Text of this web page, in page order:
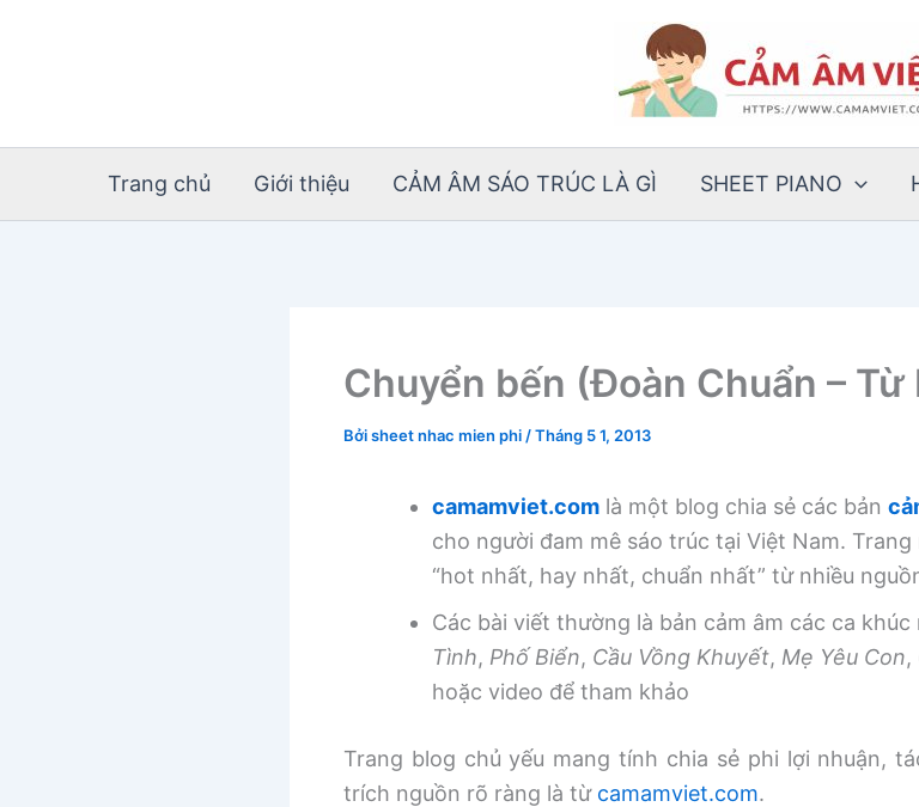
Trang chủ Giới thiệu CẢM ÂM SÁO TRÚC LÀ GÌ SHEET PIANO
Chuyển bến (Đoàn Chuẩn – Từ
Bởisheet nhac mien phi /Tháng 5 1, 2013
camamviet.com là một blog chia sẻ các bản
cho người đam mê sáo trúc tại Việt Nam.
“hot nhất, hay nhất, chuẩn nhất” từ nhiều
Các bài viết thường là bản cảm âm các ca khúc
Tình, Phố Biển, Cầu Vồng Khuyết, Mẹ Yêu Con,
hoặc video để tham khảo
Trang blog chủ yếu mang tính chia sẻ phi lợi nhuận,
trích nguồn rõ ràng là từ camamviet.com.